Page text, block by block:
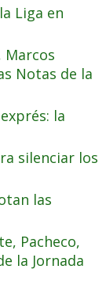
Liga en
Marcos
Notas de la
la
silenciar los
las
Pacheco,
la Jornada